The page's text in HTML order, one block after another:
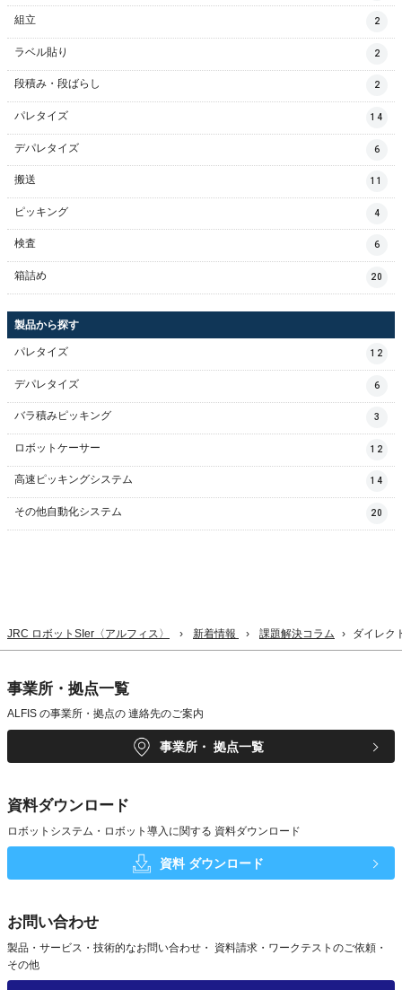
組立 2
ラベル貼り 2
段積み・段ばらし 2
パレタイズ 14
デパレタイズ 6
搬送 11
ピッキング 4
検査 6
箱詰め 20
製品から探す
パレタイズ 12
デパレタイズ 6
バラ積みピッキング 3
ロボットケーサー 12
高速ピッキングシステム 14
その他自動化システム 20
JRC ロボットSIer〈アルフィス〉 新着情報 課題解決コラム ダイレク
事業所・拠点一覧
ALFIS の事業所・拠点の 連絡先のご案内
事業所・ 拠点一覧
資料ダウンロード
ロボットシステム・ロボット導入に関する 資料ダウンロード
資料 ダウンロード
お問い合わせ
製品・サービス・技術的なお問い合わせ・
資料請求・ワークテストのご依頼・
その他